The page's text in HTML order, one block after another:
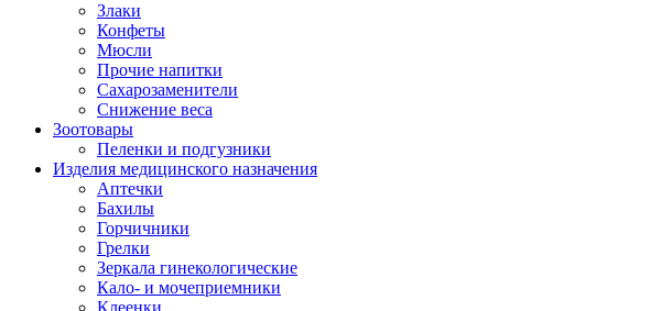
Злаки
Конфеты
Мюсли
Прочие напитки
Сахарозаменители
Снижение веса
Зоотовары
Пеленки и подгузники
Изделия медицинского назначения
Аптечки
Бахилы
Горчичники
Грелки
Зеркала гинекологические
Кало- и мочеприемники
Клеенки